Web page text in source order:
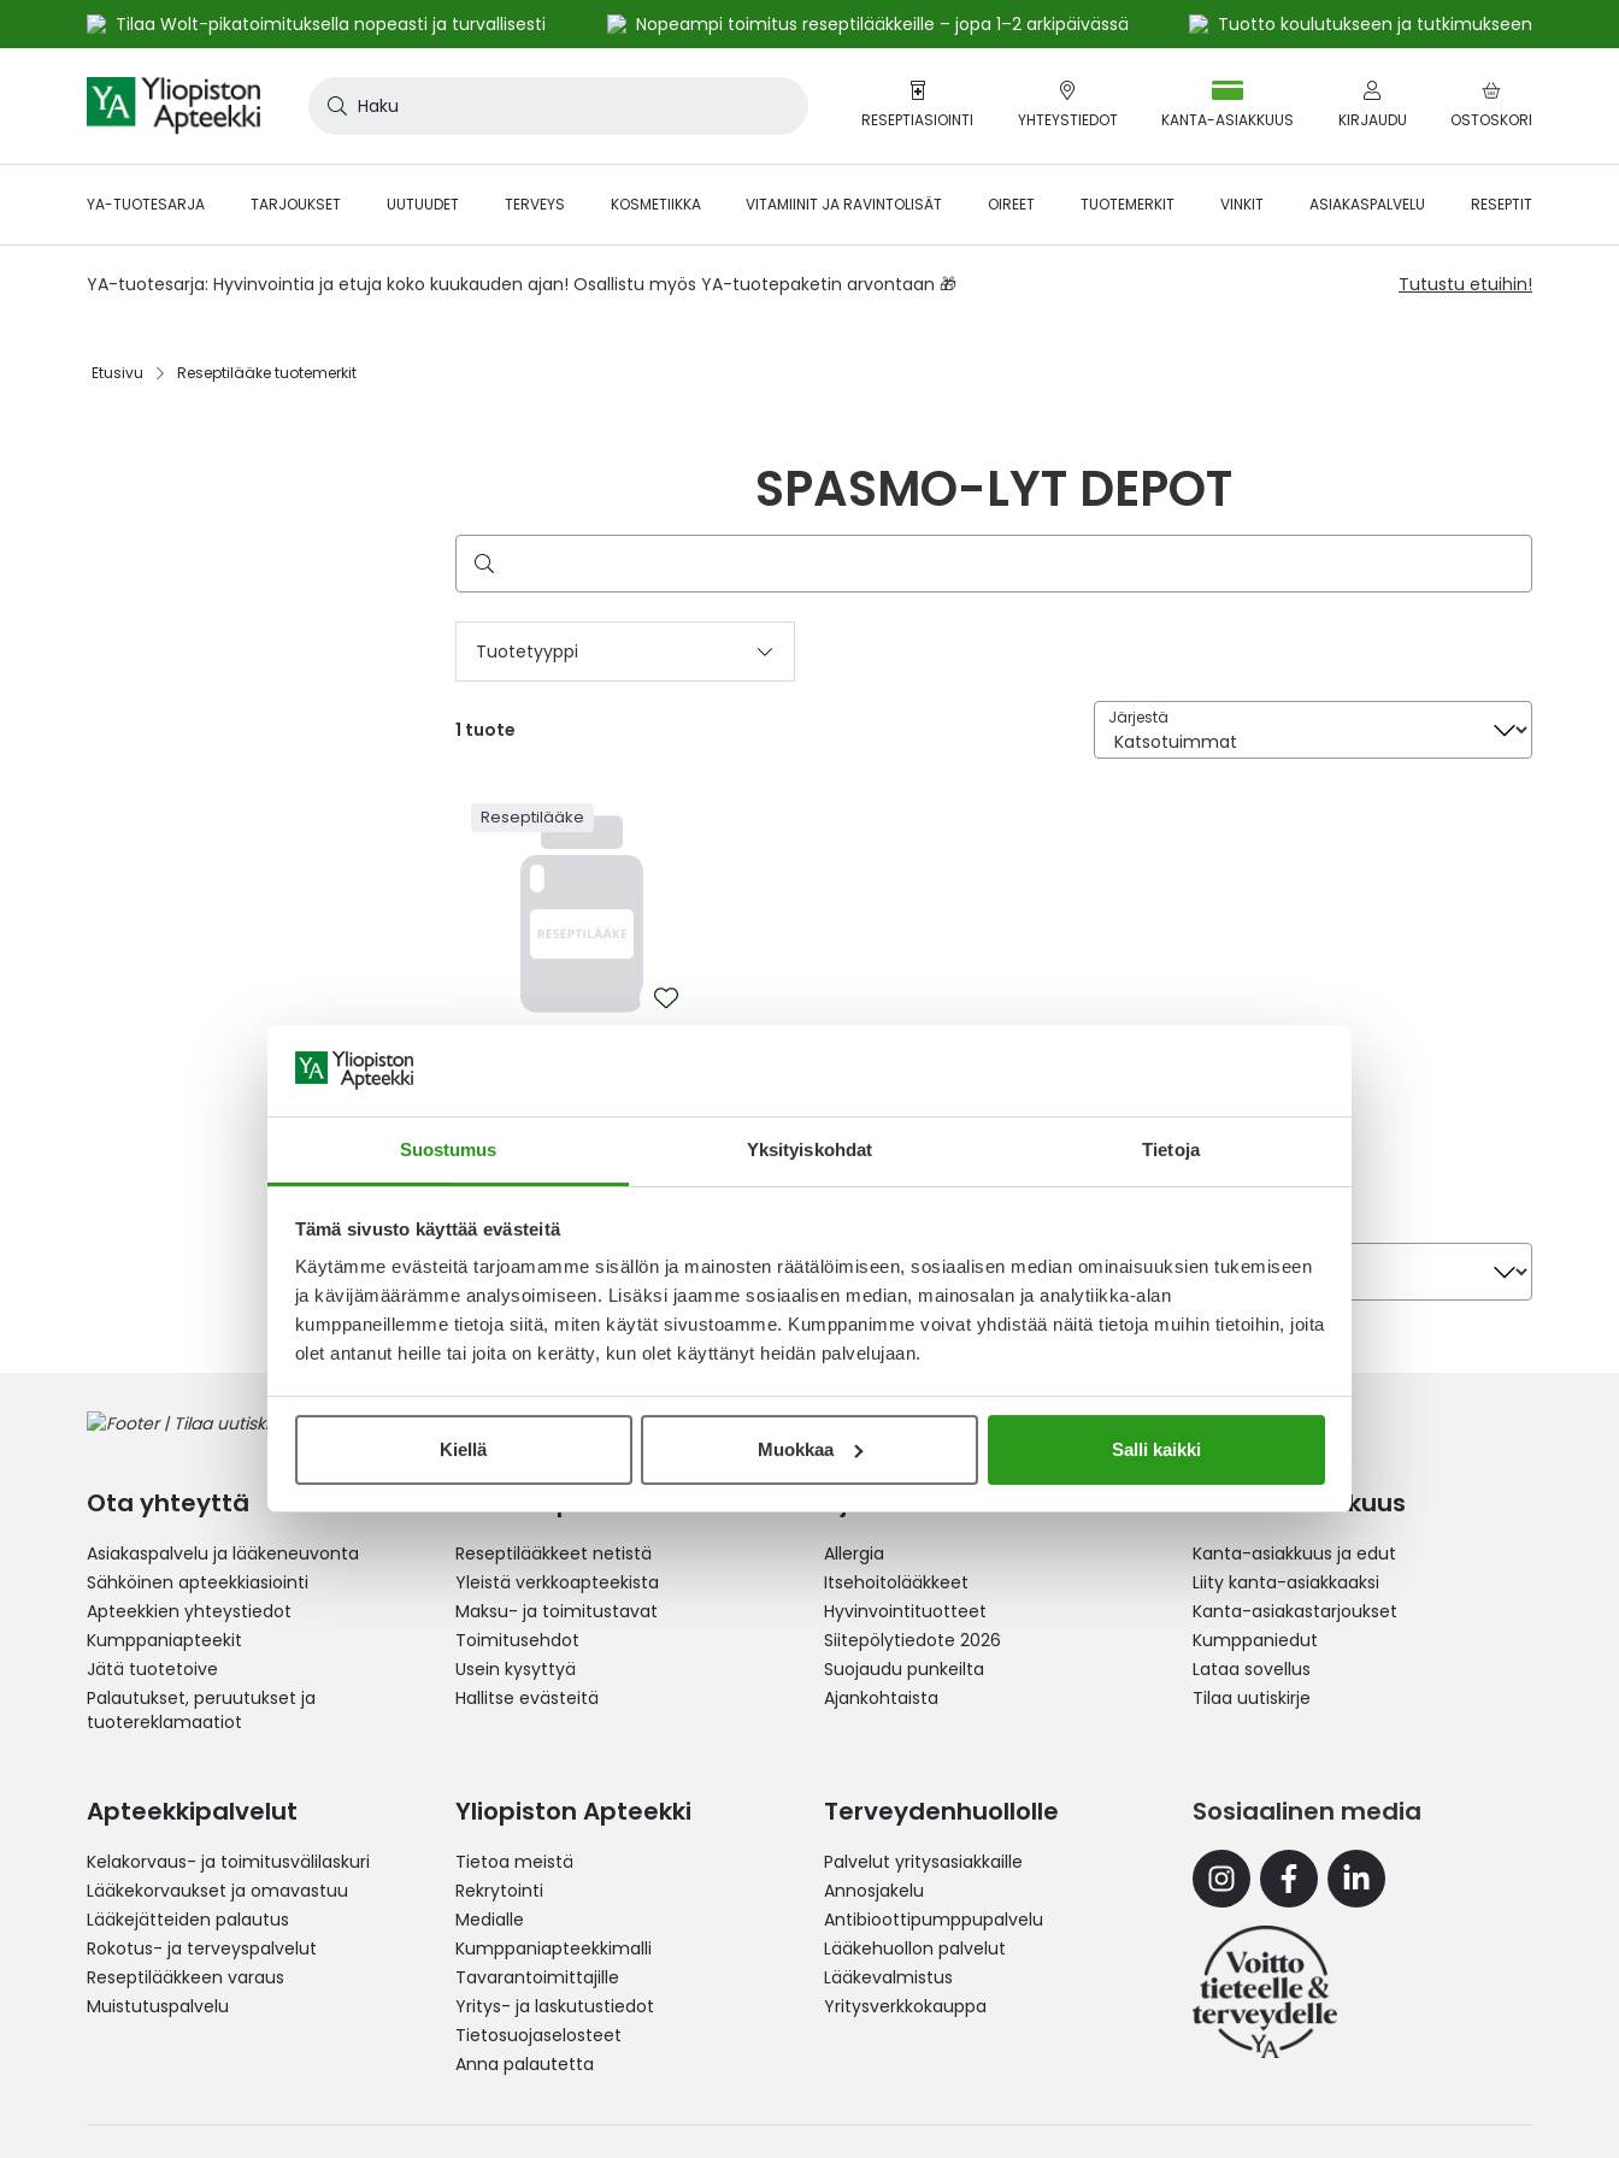
Suostumus Yksityiskohdat Tietoja
Tämä sivusto käyttää evästeitä
Käytämme evästeitä tarjoamamme sisällön ja mainosten räätälöimiseen, sosiaalisen median ominaisuuksien tukemiseen
ja kävijämäärämme analysoimiseen. Lisäksi jaamme sosiaalisen median, mainosalan ja analytiikka-alan
kumppaneillemme tietoja siitä, miten käytät sivustoamme. Kumppanimme voivat yhdistää näitä tietoja muihin tietoihin, joita
olet antanut heille tai joita on kerätty, kun olet käyttänyt heidän palvelujaan.
Kiellä Muokkaa Salli kaikki
Tilaa Wolt-pikatoimituksella nopeasti ja turvallisesti Nopeampi toimitus reseptilääkkeille – jopa 1–2 arkipäivässä
Tuotto koulutukseen ja tutkimukseen
to
Content
RESEPTIASIOINTI YHTEYSTIEDOT OSTOSKORI
KANTA-ASIAKKUUS KIRJAUDU
YA-TUOTESARJA TARJOUKSET UUTUUDET TERVEYS KOSMETIIKKA VITAMIINIT JA RAVINTOLISÄT OIREET TUOTEMERKIT VINKIT ASIAKASPALVELU RESEPTIT
YA-tuotesarja: Hyvinvointia ja etuja koko kuukauden ajan! Osallistu myös YA-tuotepaketin arvontaan 🎁 Tutustu etuihin!
Etusivu Reseptilääke tuotemerkit
SPASMO-LYT DEPOT
Hae
reseptilääkettä
Tuotetyyppi
1 tuote
Järjestä
Järjestä
Reseptilääke
30 FOL
1tuote
Järjestä
Järjestä
Ota yhteyttä
Asiakaspalvelu ja lääkeneuvonta
Sähköinen apteekkiasiointi
Apteekkien yhteystiedot
Kumppaniapteekit
Jätä tuotetoive
Palautukset, peruutukset ja
tuotereklamaatiot
Verkkoapteekki
Reseptilääkkeet netistä
Yleistä verkkoapteekista
Maksu- ja toimitustavat
Toimitusehdot
Usein kysyttyä
Hallitse evästeitä
Ajankohtaista
Allergia
Itsehoitolääkkeet
Hyvinvointituotteet
Siitepölytiedote 2026
Suojaudu punkeilta
Ajankohtaista
Kanta-asiakkuus
Kanta-asiakkuus ja edut
Liity kanta-asiakkaaksi
Kanta-asiakastarjoukset
Kumppaniedut
Lataa sovellus
Tilaa uutiskirje
Apteekkipalvelut
Kelakorvaus- ja toimitusvälilaskuri
Lääkekorvaukset ja omavastuu
Lääkejätteiden palautus
Rokotus- ja terveyspalvelut
Reseptilääkkeen varaus
Muistutuspalvelu
Yliopiston Apteekki
Tietoa meistä
Rekrytointi
Medialle
Kumppaniapteekkimalli
Tavarantoimittajille
Yritys- ja laskutustiedot
Tietosuojaselosteet
Anna palautetta
Terveydenhuollolle
Palvelut yritysasiakkaille
Annosjakelu
Antibioottipumppupalvelu
Lääkehuollon palvelut
Lääkevalmistus
Yritysverkkokauppa
Sosiaalinen media
InstagramFacebookLinkedin